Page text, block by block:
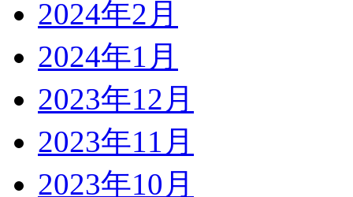
2024年2月
2024年1月
2023年12月
2023年11月
2023年10月